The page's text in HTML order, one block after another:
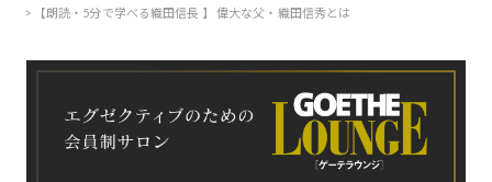
【朗読・5分で学べる織田信長 】 偉大な父・織田信秀とは